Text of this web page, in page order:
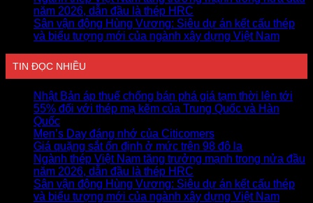
năm 2026, dẫn đầu là thép HRC
Sân vận động Hùng Vương: Siêu dự án kết cấu thép
và biểu tượng mới của ngành xây dựng Việt Nam
TIN ĐỌC NHIỀU
Nhật Bản áp thuế chống bán phá giá tạm thời lên tới
55% đối với thép mạ kẽm của Trung Quốc và Hàn
Quốc
Men’s Day đáng nhớ của Citicomers
Giá quặng sắt ổn định ở mức trên 98 đô la
Ngành thép Việt Nam tăng trưởng mạnh trong nửa đầu
năm 2026, dẫn đầu là thép HRC
Sân vận động Hùng Vương: Siêu dự án kết cấu thép
và biểu tượng mới của ngành xây dựng Việt Nam